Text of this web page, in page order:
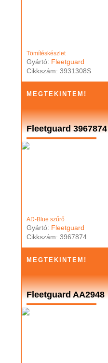
Tömítéskészlet
Gyártó: Fleetguard
Cikkszám: 3931308S
MEGTEKINTEM!
Fleetguard 3967874
AD-Blue szűrő
Gyártó: Fleetguard
Cikkszám: 3967874
MEGTEKINTEM!
Fleetguard AA2948